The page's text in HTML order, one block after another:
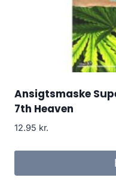
Ansigtsmaske
7th Heaven
12.95 kr.